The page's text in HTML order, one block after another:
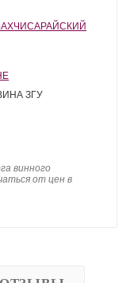
ЗГУ
винного
от цен в